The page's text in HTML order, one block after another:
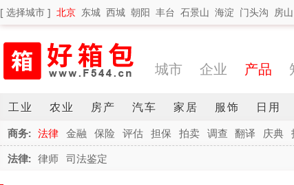
[ 选择城市 ] 北京 东城 西城 朝阳 丰台 石景山 海淀 门头沟 房山
城市 企业 产品
工业 农业 房产 汽车 家居 服饰 日用
商务: 法律 金融 保险 评估 担保 拍卖 调查 翻译 庆典
法律: 律师 司法鉴定